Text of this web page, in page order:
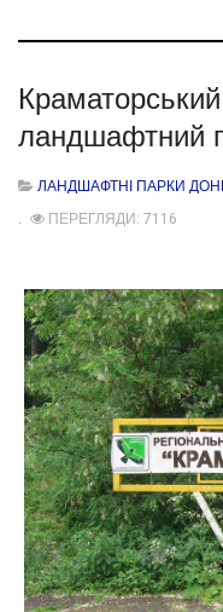
ландшафтний
ЛАНДШАФТНІ ПАРКИ
ПЕРЕГЛЯДИ: 7116